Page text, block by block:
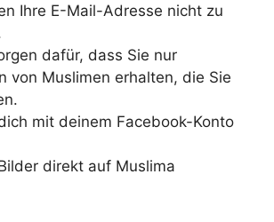
Ihre E-Mail-Adresse nicht zu
dafür, dass Sie nur
von Muslimen erhalten, die Sie
mit deinem Facebook-Konto
direkt auf Muslima